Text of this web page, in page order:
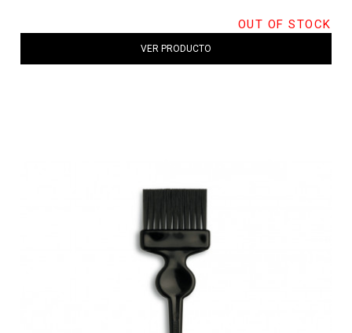
OUT OF STOCK
VER PRODUCTO